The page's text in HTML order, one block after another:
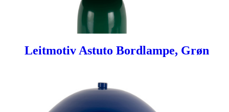
Leitmotiv Astuto Bordlampe, Grøn